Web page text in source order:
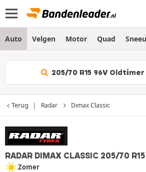
Auto Velgen Motor Quad
205/70 R15 96V
Terug Radar Dimax Classic
RADAR DIMAX CLASSIC 205/70
Zomer